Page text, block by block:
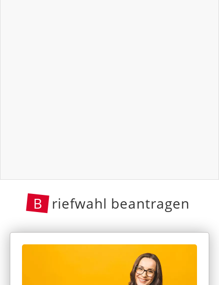
B riefwahl beantragen